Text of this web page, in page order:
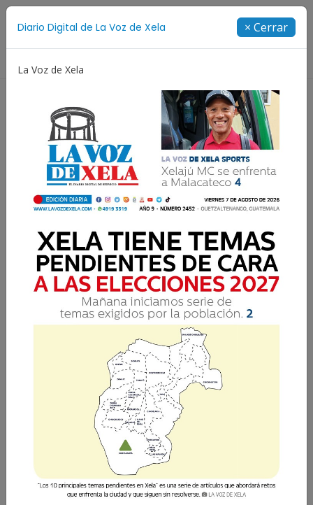
Diario Digital de La Voz de Xela × Cerrar
La Voz de Xela
Capturan en Xela a
pandillero salvadoreño
con historial por asesinato
Tiene antecedentes por extorsión, asesinato,
robo agravado, tráfico de drogas, motín en
centros penitenciarios y portación ilegal de
armas, entre otros.
La Voz de Xela 3 Julio 2025 12:22